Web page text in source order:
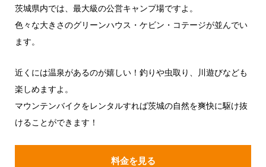
茨城県内では、最大級の公営キャンプ場ですよ。
色々な大きさのグリーンハウス・ケビン・コテージが並んでい
ます。
近くには温泉があるのが嬉しい！釣りや虫取り、川遊びなども
楽しめますよ。
マウンテンバイクをレンタルすれば茨城の自然を爽快に駆け抜
けることができます！
料金を見る